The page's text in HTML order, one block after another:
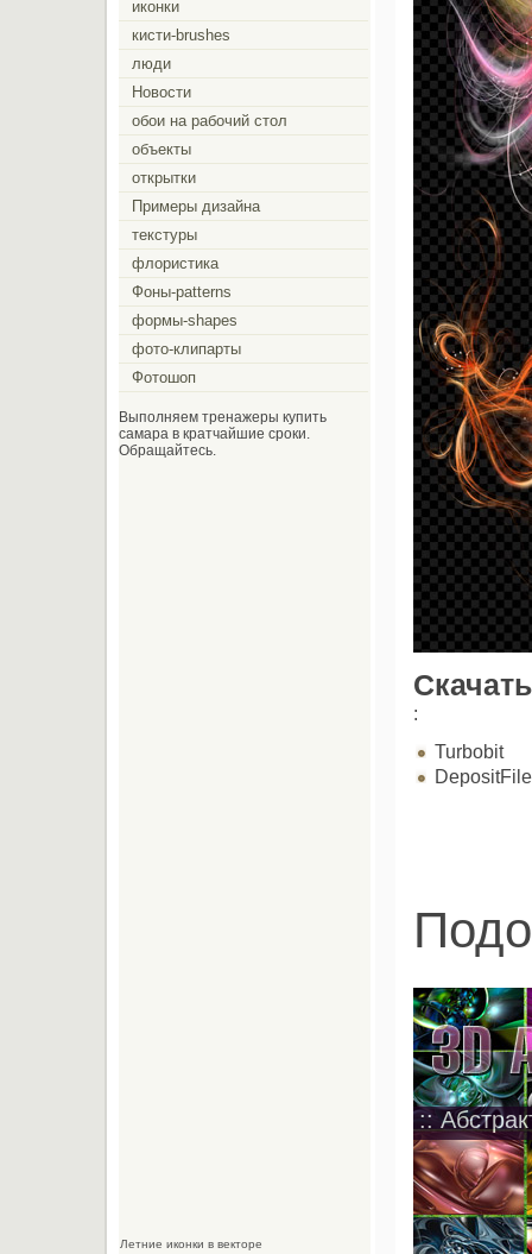
:
Turbobit
::
иконки
кисти-brushes
люди
Новости
обои на рабочий стол
объекты
открытки
Примеры дизайна
текстуры
флористика
Фоны-patterns
формы-shapes
фото-клипарты
Фотошоп
Выполняем тренажеры купить
самара в кратчайшие сроки.
Обращайтесь.
Летние иконки в векторе